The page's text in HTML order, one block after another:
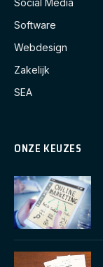
Social Media
Software
Webdesign
Zakelijk
SEA
ONZE KEUZES